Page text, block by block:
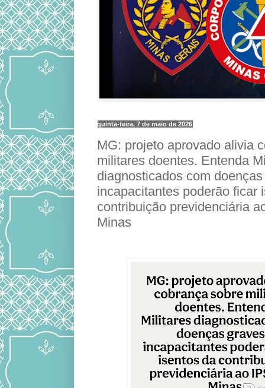
quinta-feira, 7 de maio de 2026
MG: projeto aprovado alivia
militares doentes. Entenda
diagnosticados com
incapacitantes poderão ficar
contribuição previdenciária
Minas